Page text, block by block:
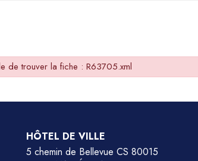
de trouver la fiche : R63705.xml
HÔTEL DE VILLE
5 chemin de Bellevue CS 80015